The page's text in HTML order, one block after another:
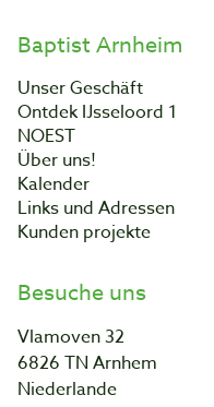
Baptist Arnheim
Unser Geschäft
Ontdek IJsseloord 1
NOEST
Über uns!
Kalender
Links und Adressen
Kunden projekte
Besuche uns
Vlamoven 32
6826 TN Arnhem
Niederlande